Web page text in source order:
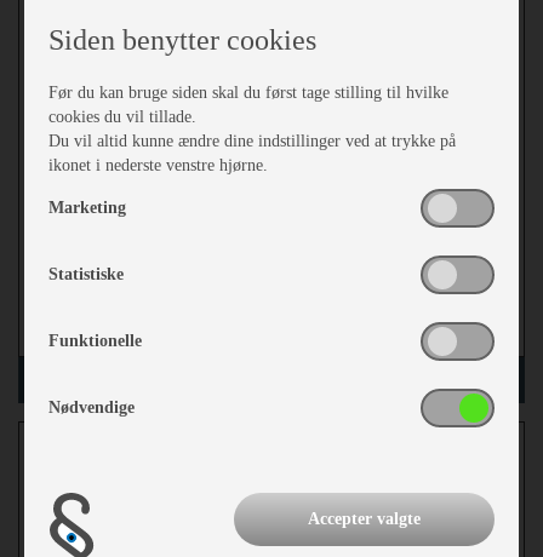
Siden benytter cookies
Før du kan bruge siden skal du først tage stilling til hvilke
cookies du vil tillade.
Du vil altid kunne ændre dine indstillinger ved at trykke på
ikonet i nederste venstre hjørne.
Marketing
Statistiske
Funktionelle
Nødvendige
Accepter valgte